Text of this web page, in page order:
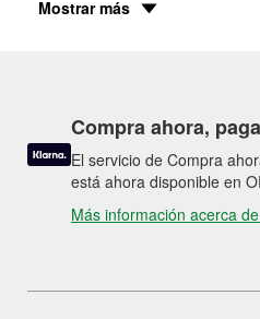
Mostrar más
Compra ahora,
El servicio de Compra
está ahora disponible en
Más información acerca